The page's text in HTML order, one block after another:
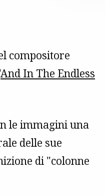
compositore
And In The Endless
le immagini una
delle sue
di "colonne